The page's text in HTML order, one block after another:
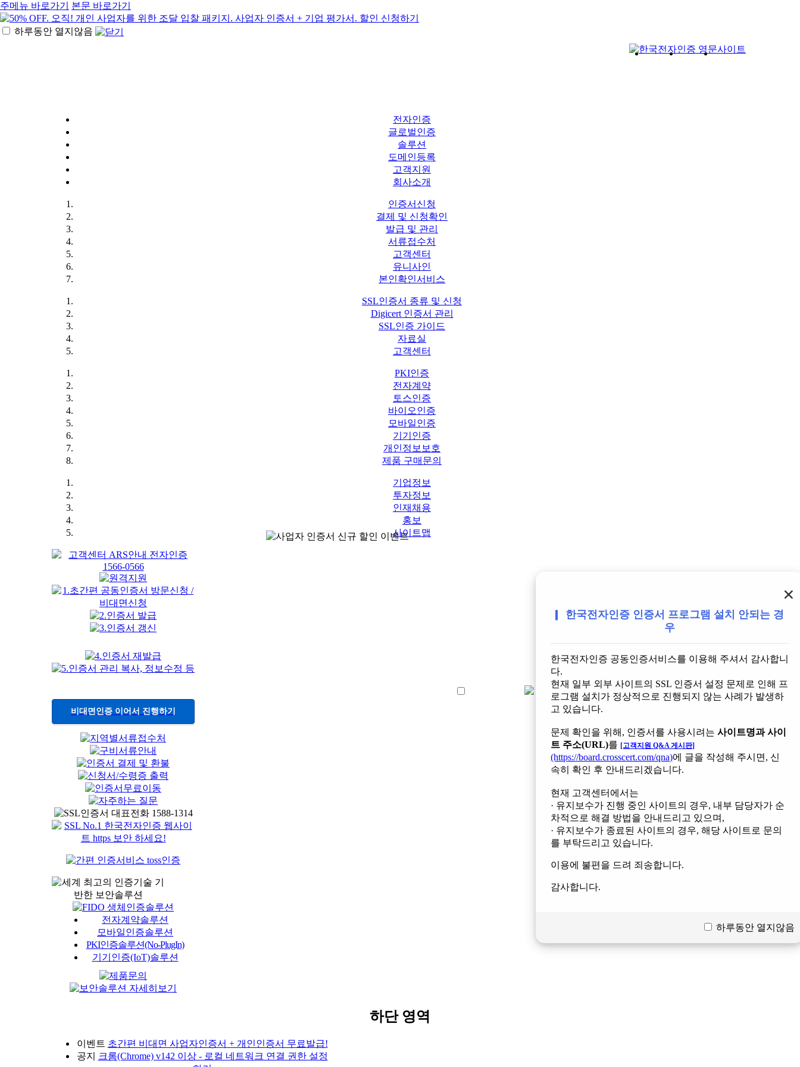
주메뉴 바로가기 본문 바로가기
하루동안 열지않음
전자인증
글로벌인증
솔루션
도메인등록
고객지원
회사소개
인증서신청
결제 및 신청확인
발급 및 관리
서류접수처
고객센터
유니사인
본인확인서비스
SSL인증서 종류 및 신청
Digicert 인증서 관리
SSL인증 가이드
자료실
고객센터
PKI인증
전자계약
토스인증
바이오인증
모바일인증
기기인증
개인정보보호
제품 구매문의
기업정보
투자정보
인재채용
홍보
사이트맵
비대면인증 이어서 진행하기
전자계약솔루션
모바일인증솔루션
PKI인증솔루션(No-PlugIn)
기기인증(IoT)솔루션
하단 영역
이벤트 초간편 비대면 사업자인증서 + 개인인증서 무료발급!
공지
크롬(Chrome) v142 이상 - 로컬 네트워크 연결 권한 설정
×
한국전자인증 인증서 프로그램 설치 안되는 경
우
한국전자인증 공동인증서비스를 이용해 주셔서 감사합니
다.
현재 일부 외부 사이트의 SSL 인증서 설정 문제로 인해 프
로그램 설치가 정상적으로 진행되지 않는 사례가 발생하
고 있습니다.
문제 확인을 위해, 인증서를 사용시려는사이트명과 사이
트 주소(URL)를[고객지원 Q&A 게시판]
(https://board.crosscert.com/qna)에 글을 작성해 주시면, 신
속히 확인 후 안내드리겠습니다.
현재 고객센터에서는
· 유지보수가 진행 중인 사이트의 경우, 내부 담당자가 순
차적으로 해결 방법을 안내드리고 있으며,
· 유지보수가 종료된 사이트의 경우, 해당 사이트로 문의
를 부탁드리고 있습니다.
이용에 불편을 드려 죄송합니다.
감사합니다.
하루동안 열지않음